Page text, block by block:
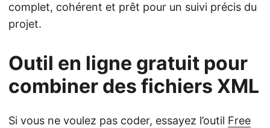
complet, cohérent et prêt pour un suivi précis du
projet.
Outil en ligne gratuit pour
combiner des fichiers XML
Si vous ne voulez pas coder, essayez l’outil Free